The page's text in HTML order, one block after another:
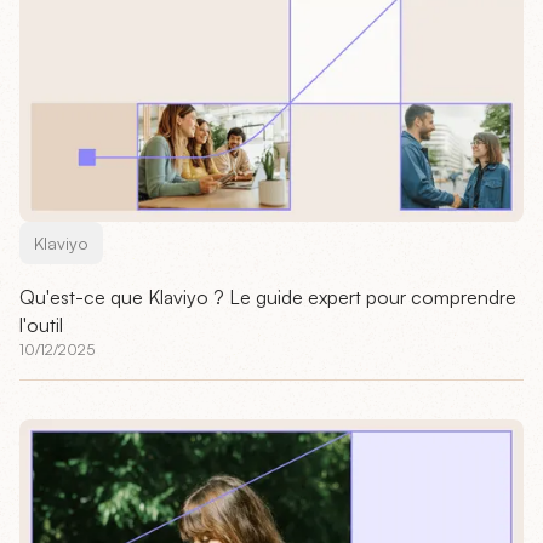
Klaviyo
Qu'est-ce que Klaviyo ? Le guide expert pour comprendre
l'outil
10/12/2025